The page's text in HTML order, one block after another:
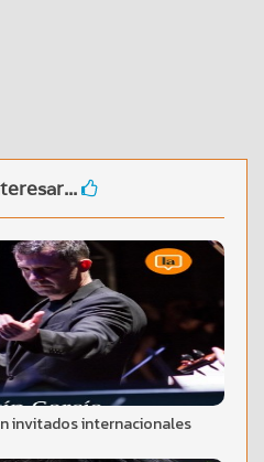
invitados internacionales